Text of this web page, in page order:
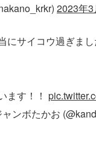
2023年3
にサイコウ過ぎまし
ます！！
ンボたかお